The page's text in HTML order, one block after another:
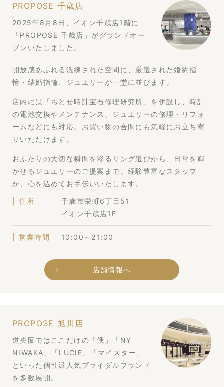
PROPOSE 千歳店
2025年8月8日、イオン千歳店1階に
「PROPOSE 千歳店」がグランドオー
プンいたしました。
開放感あふれる洗練された空間に、厳選された婚約指
輪・結婚指輪、ジュエリーが一堂に並びます。
店内には「ちとせ時計宝石修理研究所」を併設し、時計
の電池交換やメンテナンス、ジュエリーの修理・リフォ
ームなどにも対応。お買い物の合間にも気軽にお立ち寄
りいただけます。
おふたりの大切な瞬間を彩るリング選びから、日常を輝
かせるジュエリーのご提案まで。経験豊富なスタッフ
が、心を込めてお手伝いいたします。
住所
千歳市栄町6丁目51
イオン千歳店1F
営業時間 10:00～21:00
店舗情報へ
PROPOSE 旭川店
道央圏ではここだけの「俄」「NY
NIWAKA」「LUCIE」「マイスター」
といった個性派人気ブライダルブランド
を多数展開。